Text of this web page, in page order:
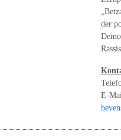
der
E-